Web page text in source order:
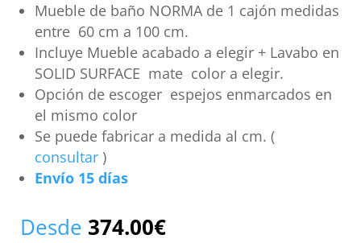
Mueble de baño NORMA de 1 cajón medidas
entre 60 cm a 100 cm.
Incluye Mueble acabado a elegir + Lavabo en
SOLID SURFACE mate color a elegir.
Opción de escoger espejos enmarcados en
el mismo color
Se puede fabricar a medida al cm. (
consultar)
Envío 15 días
Desde 374.00€